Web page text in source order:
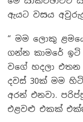
ඇයට වසය
“ මම ලොකු
ගන්න කාමරේ
වගේ හදලා එතන
දවස් 30ක් මම
අරන් එනවා.
එළවළු එකක්